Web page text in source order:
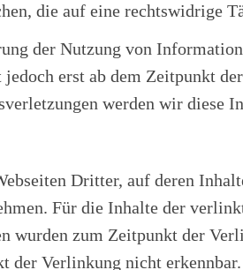
die auf eine rechtswidrige
der Nutzung von
erst ab dem Zeitpunkt
werden wir diese
Dritter, auf deren
Für die Inhalte der
wurden zum Zeitpunkt der
der Verlinkung nicht erkennbar.